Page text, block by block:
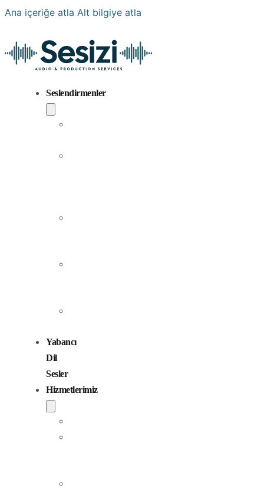
Ana içeriğe atla Alt bilgiye atla
Seslendirmenler
Yabancı
Dil
Sesler
Hizmetlerimiz